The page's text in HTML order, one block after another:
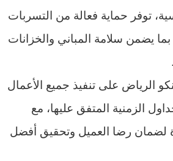
توفر حماية فعالة من التسربات
يضمن سلامة المباني والخزانات
الرياض على تنفيذ جميع الأعمال
الزمنية المتفق عليها، مع
لضمان رضا العميل وتحقيق أفضل